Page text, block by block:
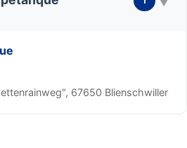
67650 Blienschwiller